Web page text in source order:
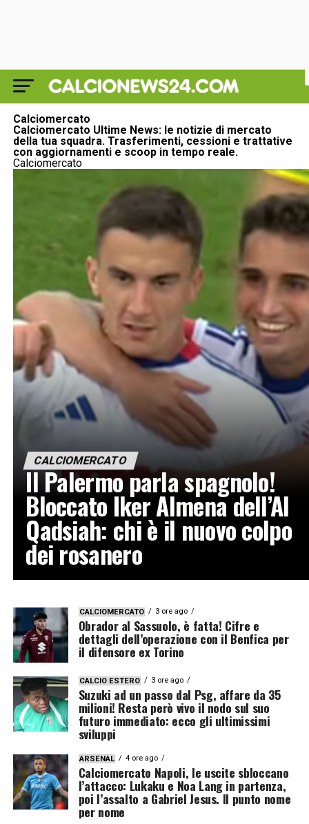
Calciomercato
Calciomercato Ultime News: le notizie di mercato
della tua squadra. Trasferimenti, cessioni e trattative
con aggiornamenti e scoop in tempo reale.
Calciomercato
CALCIOMERCATO
Il Palermo parla spagnolo!
Bloccato Iker Almena dell’Al
Qadsiah: chi è il nuovo colpo
dei rosanero
CALCIOMERCATO 3 ore ago
Obrador al Sassuolo, è fatta! Cifre e
dettagli dell’operazione con il Benfica per
il difensore ex Torino
CALCIO ESTERO 3 ore ago
Suzuki ad un passo dal Psg, affare da 35
milioni! Resta però vivo il nodo sul suo
futuro immediato: ecco gli ultimissimi
sviluppi
ARSENAL 4 ore ago
Calciomercato Napoli, le uscite sbloccano
l’attacco: Lukaku e Noa Lang in partenza,
poi l’assalto a Gabriel Jesus. Il punto nome
per nome